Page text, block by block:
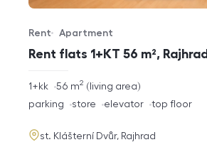
Rent flats 1+KT 56 m², Rajhrad
Offer type
Rent
Property type
Apartment
rozměry
disposition
1+kk living area
56 m2
funkce
parking store elevator top floor
adresa
st. Klášterní Dvůr, Rajhrad